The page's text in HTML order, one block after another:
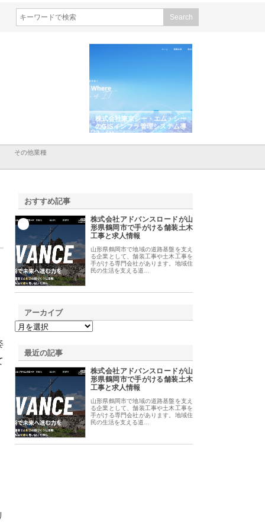
株式会社アクアスペースが水中
から陸上まで一貫施工できる理
由
その他業種
おすすめ記事
株式会社アドバンスロードが山
形県鶴岡市で手がける舗装土木
工事と求人情報
山形県鶴岡市で地域の道路基盤を支え
る企業として、舗装工事や土木工事を
手がける専門会社があります。地域住
民の生活を支える道…
アーカイブ
最近の記事
株式会社アドバンスロードが山
形県鶴岡市で手がける舗装土木
工事と求人情報
山形県鶴岡市で地域の道路基盤を支え
る企業として、舗装工事や土木工事を
手がける専門会社があります。地域住
民の生活を支える道…